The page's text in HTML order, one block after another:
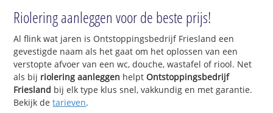
Riolering aanleggen voor de beste prijs!
Al flink wat jaren is Ontstoppingsbedrijf Friesland een
gevestigde naam als het gaat om het oplossen van een
verstopte afvoer van een wc, douche, wastafel of riool. Net
als bij riolering aanleggen helptOntstoppingsbedrijf
Friesland bij elk type klus snel, vakkundig en met garantie.
Bekijk detarieven.